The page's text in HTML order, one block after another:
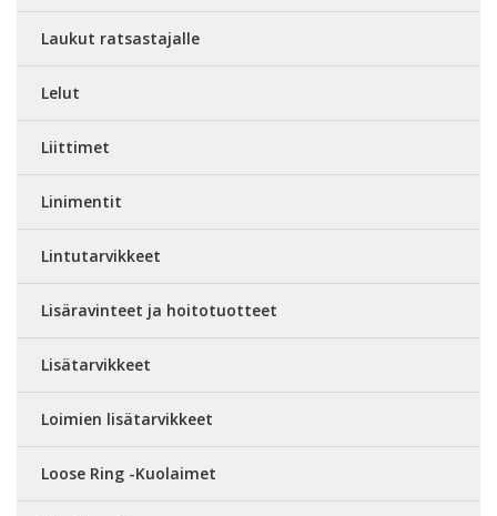
Laukut ratsastajalle
Lelut
Liittimet
Linimentit
Lintutarvikkeet
Lisäravinteet ja hoitotuotteet
Lisätarvikkeet
Loimien lisätarvikkeet
Loose Ring -Kuolaimet